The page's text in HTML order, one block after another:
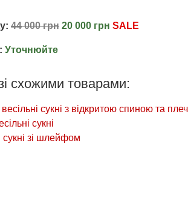
44 000 грн 20 000 грн SALE
Уточнюйте
зі схожими товарами:
весільні сукні з відкритою спиною та
сукні
сукні зі шлейфом